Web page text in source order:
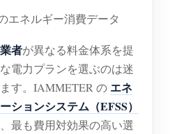
エネルギー消費データ
者が異なる料金体系を提
電力プランを選ぶのは迷
す。IAMMETER の エネ
ションシステム（EFSS）
最も費用対効果の高い選